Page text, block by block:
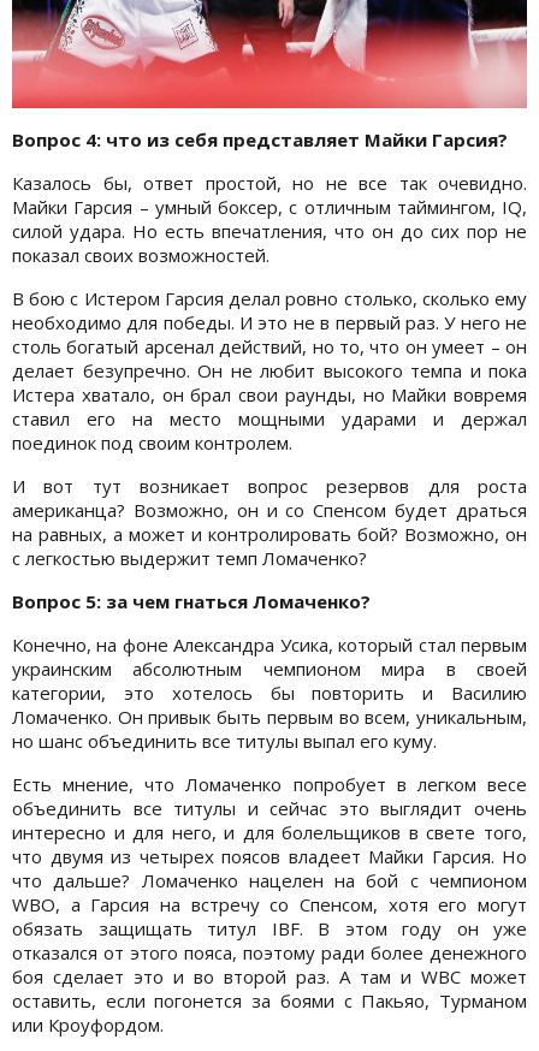
Вопрос 4: что из себя представляет Майки Гарсия?
Казалось бы, ответ простой, но не все так очевидно.
Майки Гарсия – умный боксер, с отличным таймингом, IQ,
силой удара. Но есть впечатления, что он до сих пор не
показал своих возможностей.
В бою с Истером Гарсия делал ровно столько, сколько ему
необходимо для победы. И это не в первый раз. У него не
столь богатый арсенал действий, но то, что он умеет – он
делает безупречно. Он не любит высокого темпа и пока
Истера хватало, он брал свои раунды, но Майки вовремя
ставил его на место мощными ударами и держал
поединок под своим контролем.
И вот тут возникает вопрос резервов для роста
американца? Возможно, он и со Спенсом будет драться
на равных, а может и контролировать бой? Возможно, он
с легкостью выдержит темп Ломаченко?
Вопрос 5: за чем гнаться Ломаченко?
Конечно, на фоне Александра Усика, который стал первым
украинским абсолютным чемпионом мира в своей
категории, это хотелось бы повторить и Василию
Ломаченко. Он привык быть первым во всем, уникальным,
но шанс объединить все титулы выпал его куму.
Есть мнение, что Ломаченко попробует в легком весе
объединить все титулы и сейчас это выглядит очень
интересно и для него, и для болельщиков в свете того,
что двумя из четырех поясов владеет Майки Гарсия. Но
что дальше? Ломаченко нацелен на бой с чемпионом
WBO, а Гарсия на встречу со Спенсом, хотя его могут
обязать защищать титул IBF. В этом году он уже
отказался от этого пояса, поэтому ради более денежного
боя сделает это и во второй раз. А там и WBC может
оставить, если погонется за боями с Пакьяо, Турманом
или Кроуфордом.